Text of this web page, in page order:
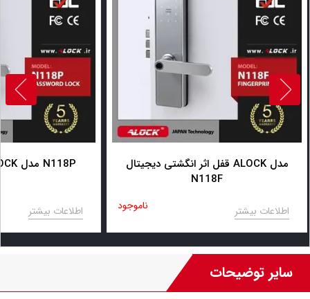
قفل اثر انگشتی دیجیتال ALOCK مدل
N118F
اطلاعات بیشتر ناموجود
قفل دیجیتال ALOCK مدل N118P
اطلاعات بیشتر
سایر توضیحات